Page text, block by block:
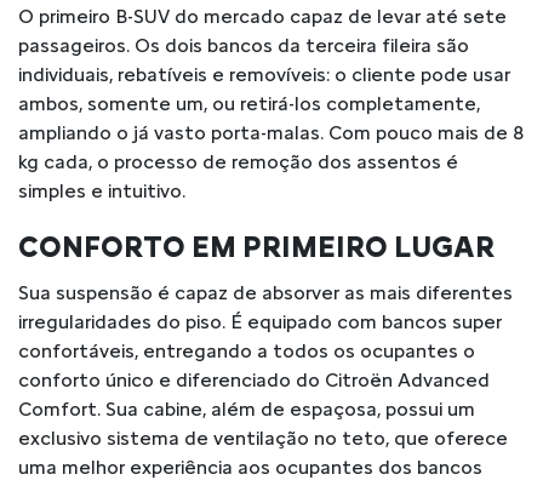
O primeiro B-SUV do mercado capaz de levar até sete
passageiros. Os dois bancos da terceira fileira são
individuais, rebatíveis e removíveis: o cliente pode usar
ambos, somente um, ou retirá-los completamente,
ampliando o já vasto porta-malas. Com pouco mais de 8
kg cada, o processo de remoção dos assentos é
simples e intuitivo.
CONFORTO EM PRIMEIRO LUGAR
Sua suspensão é capaz de absorver as mais diferentes
irregularidades do piso. É equipado com bancos super
confortáveis, entregando a todos os ocupantes o
conforto único e diferenciado do Citroën Advanced
Comfort. Sua cabine, além de espaçosa, possui um
exclusivo sistema de ventilação no teto, que oferece
uma melhor experiência aos ocupantes dos bancos